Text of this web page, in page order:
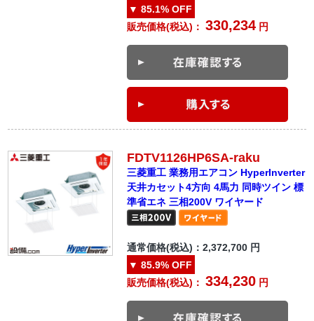
▼ 85.1% OFF
販売価格(税込)：330,234 円
FDTV1126HP6SA-raku
三菱重工 業務用エアコン HyperInverter
天井カセット4方向 4馬力 同時ツイン 標
準省エネ 三相200V ワイヤード
通常価格(税込)：2,372,700 円
▼ 85.9% OFF
販売価格(税込)：334,230 円